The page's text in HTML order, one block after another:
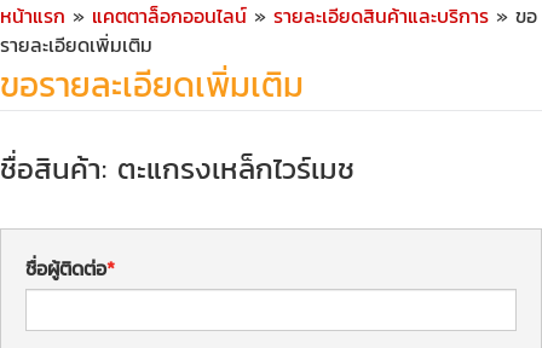
หน้าแรก » แคตตาล็อกออนไลน์ » รายละเอียดสินค้าและบริการ » ขอ
รายละเอียดเพิ่มเติม
ขอรายละเอียดเพิ่มเติม
ชื่อสินค้า: ตะแกรงเหล็กไวร์เมช
ชื่อผู้ติดต่อ